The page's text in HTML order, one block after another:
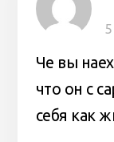
Че вы
что он с
себя как